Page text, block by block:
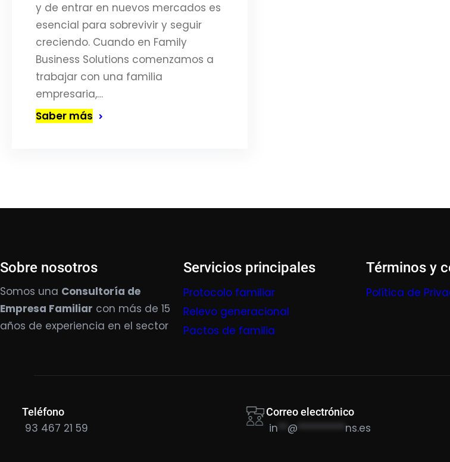
y de entrar en nuevos mercados es
esencial para sobrevivir y seguir
creciendo. Cuando en Family
Business Solutions comenzamos a
trabajar con una familia
empresaria,…
Saber más
Sobre nosotros
Somos una Consultoría de
Empresa Familiar con más de 15
años de experiencia en el sector
Servicios principales
Protocolo familiar
Relevo generacional
Pactos de familia
Términos y
Política de
Teléfono
93 467 21 59
Correo electrónico
in @ ********** ns.es